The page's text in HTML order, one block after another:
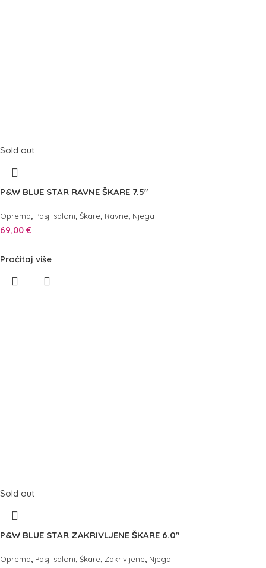
Sold out
P&W BLUE STAR RAVNE ŠKARE 7.5″
Oprema Pasji saloni Škare Ravne Njega
69,00 €
Pročitaj više
Sold out
P&W BLUE STAR ZAKRIVLJENE ŠKARE 6.0″
Oprema, Pasji saloni, Škare, Zakrivljene, Njega